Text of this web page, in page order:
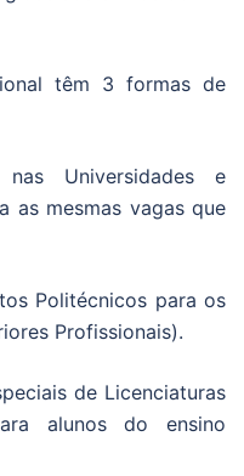
têm 3 formas de
Universidades e
as mesmas vagas que
Politécnicos para os
Profissionais).
de Licenciaturas
alunos do ensino